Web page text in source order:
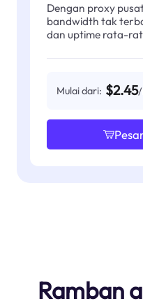
Dengan proxy
bandwidth tak
dan uptime rata-
Mulai dari: $2.45/
Ramban